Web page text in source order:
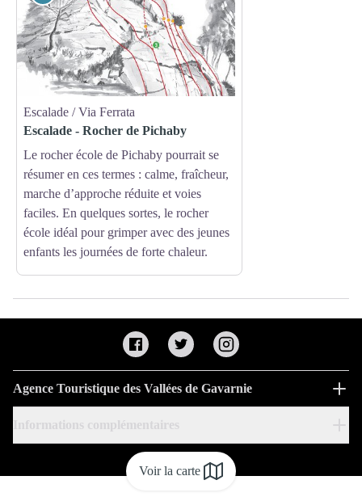
Voir la carte
Escalade / Via Ferrata
Escalade - Rocher de Pichaby
Le rocher école de Pichaby pourrait se
résumer en ces termes : calme, fraîcheur,
marche d’approche réduite et voies
faciles. En quelques sortes, le rocher
école idéal pour grimper avec des jeunes
enfants les journées de forte chaleur.
Agence Touristique des Vallées de Gavarnie
Informations complémentaires